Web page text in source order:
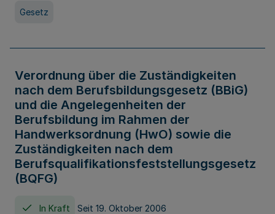
Gesetz
Verordnung über die Zuständigkeiten
nach dem Berufsbildungsgesetz (BBiG)
und die Angelegenheiten der
Berufsbildung im Rahmen der
Handwerksordnung (HwO) sowie die
Zuständigkeiten nach dem
Berufsqualifikationsfeststellungsgesetz
(BQFG)
In Kraft Seit 19. Oktober 2006